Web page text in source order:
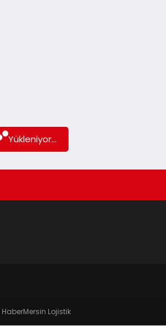
Yükleniyor...
HaberMersin Lojistik